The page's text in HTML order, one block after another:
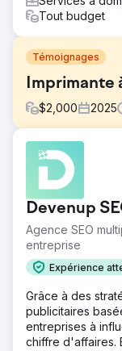
Tout budget
Témoignages
Imprimante
$2,000 2025
Défi
Une entreprise
fait appel à
local. Bien qu'elle
entreprises, elle
Malgré de
devancée par
résultats de
Nous avons
Nous avons
garantir la
Adresse,
Devenup
Agence SEO
entreprise
Expérience
Grâce à des
publicitaires
entreprises à
chiffre d'affaires.